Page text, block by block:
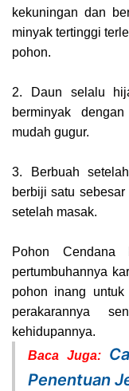
kekuningan dan
minyak tertinggi
pohon.
2. Daun selalu
berminyak
mudah gugur.
3. Berbuah
berbiji satu
setelah masak.
Pohon
pertumbuhannya
pohon inang untuk
perakarannya
kehidupannya.
Baca Juga:
Penentuan